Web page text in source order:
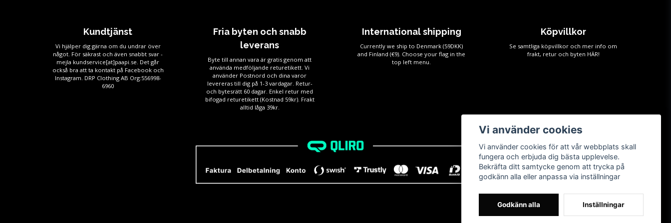
Kundtjänst
Vi hjälper dig gärna om du undrar över
något. För säkrast och även snabbt svar -
mejla kundservice[at]paapi.se. Det går
också bra att ta kontakt på Facebook och
Instagram. DRP Clothing AB Org:556998-
6960
Fria byten och snabb
leverans
Byte till annan vara är gratis genom att
använda medföljande returetikett. Vi
använder Postnord och dina varor
levereras till dig på 1-3 vardagar. Retur-
och bytesrätt 60 dagar. Enkel retur med
bifogad returetikett (Kostnad 59kr). Frakt
alltid låga 39kr.
International shipping
Currently we ship to Denmark (59DKK)
and Finland (€9). Choose your flag in the
top left menu.
Köpvillkor
Se samtliga köpvillkor och mer info om
frakt, retur och byten HÄR!
Vi använder cookies
Vi använder cookies för att vår webbplats skall
fungera och erbjuda dig bästa upplevelse.
Bekräfta ditt samtycke genom att trycka på
godkänn alla eller anpassa via inställningar
Godkänn alla Inställningar